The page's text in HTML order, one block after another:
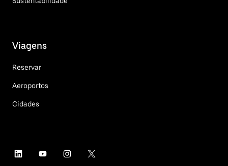
Viagens
Reservar
Aeroportos
Cidades